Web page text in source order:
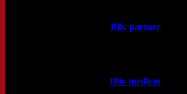
Bliv partner
Bliv medlem